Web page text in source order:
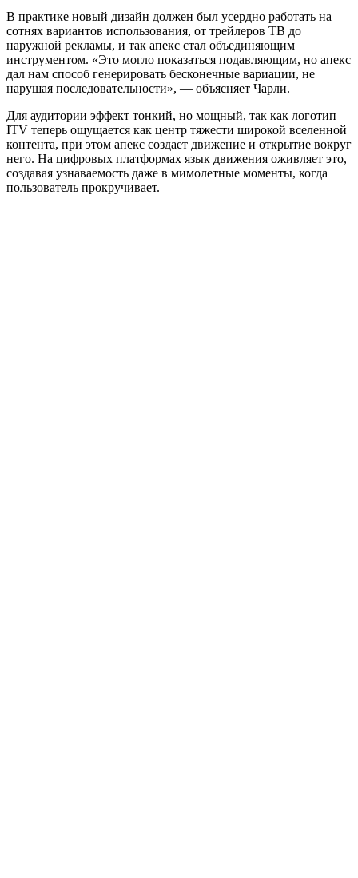
В практике новый дизайн должен был усердно работать на
сотнях вариантов использования, от трейлеров ТВ до
наружной рекламы, и так апекс стал объединяющим
инструментом. «Это могло показаться подавляющим, но апекс
дал нам способ генерировать бесконечные вариации, не
нарушая последовательности», — объясняет Чарли.
Для аудитории эффект тонкий, но мощный, так как логотип
ITV теперь ощущается как центр тяжести широкой вселенной
контента, при этом апекс создает движение и открытие вокруг
него. На цифровых платформах язык движения оживляет это,
создавая узнаваемость даже в мимолетные моменты, когда
пользователь прокручивает.